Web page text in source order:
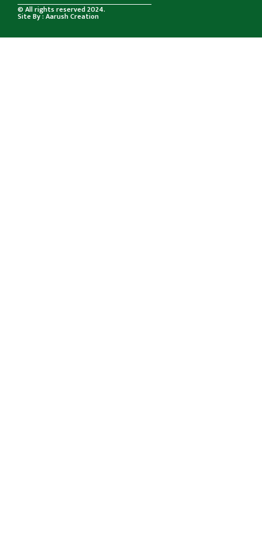
© All rights reserved 2024.
Site By : Aarush Creation